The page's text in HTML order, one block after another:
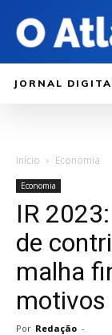
JORNAL
Início Economia
Economia
IR
de
malha
motivos
Por Redação -